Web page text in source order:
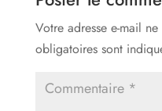
Votre adresse e-mail
obligatoires sont